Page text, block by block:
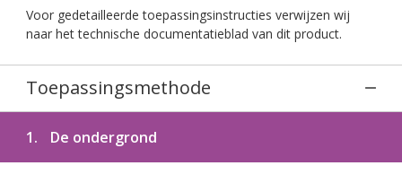
Voor gedetailleerde toepassingsinstructies verwijzen wij
naar het technische documentatieblad van dit product.
Toepassingsmethode
1. De ondergrond